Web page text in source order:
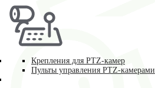
Крепления для PTZ-камер
Пульты управления PTZ-камерами